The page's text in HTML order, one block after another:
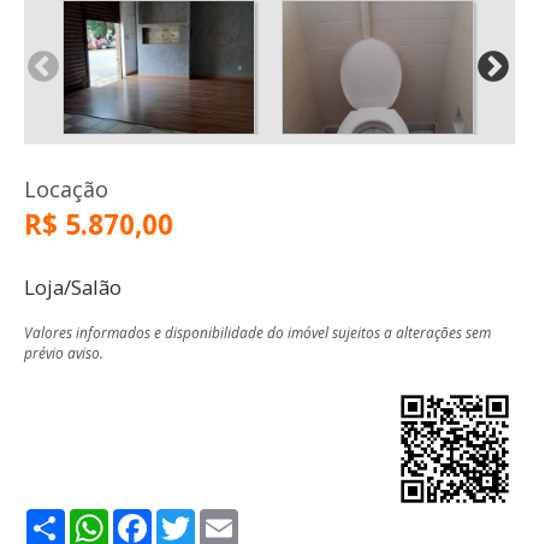
Locação
R$ 5.870,00
Loja/Salão
Valores informados e disponibilidade do imóvel sujeitos a alterações sem
prévio aviso.
ShareWhatsApp
Facebook
Twitter